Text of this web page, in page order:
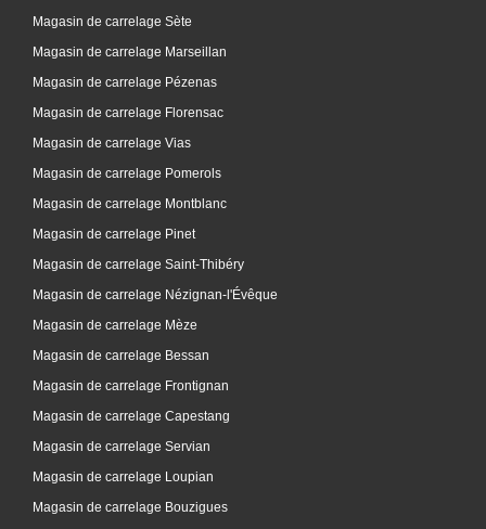
Magasin de carrelage Sète
Magasin de carrelage Marseillan
Magasin de carrelage Pézenas
Magasin de carrelage Florensac
Magasin de carrelage Vias
Magasin de carrelage Pomerols
Magasin de carrelage Montblanc
Magasin de carrelage Pinet
Magasin de carrelage Saint-Thibéry
Magasin de carrelage Nézignan-l'Évêque
Magasin de carrelage Mèze
Magasin de carrelage Bessan
Magasin de carrelage Frontignan
Magasin de carrelage Capestang
Magasin de carrelage Servian
Magasin de carrelage Loupian
Magasin de carrelage Bouzigues